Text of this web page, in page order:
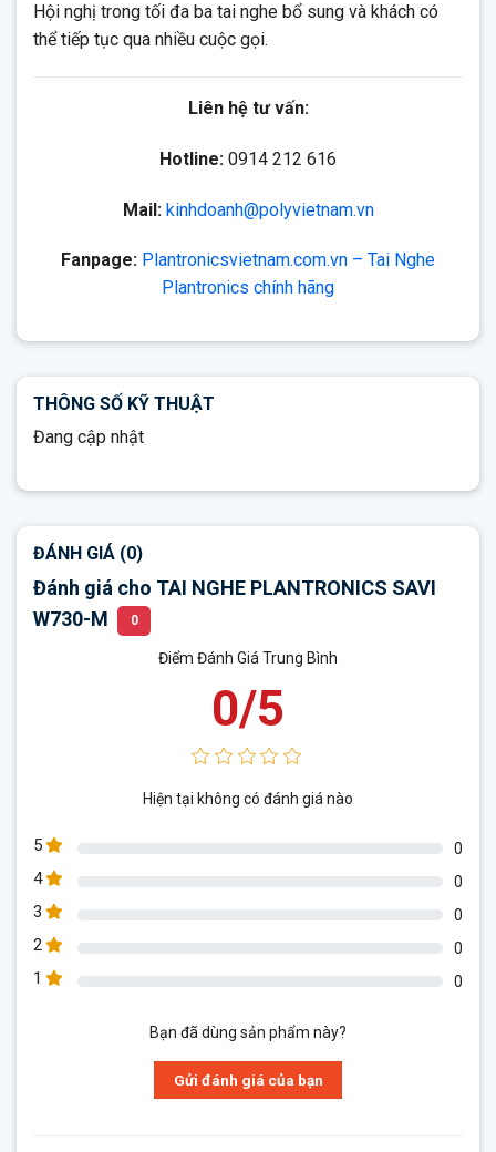
Hội nghị trong tối đa ba tai nghe bổ sung và khách có
thể tiếp tục qua nhiều cuộc gọi.
Liên hệ tư vấn:
Hotline: 0914 212 616
Mail: kinhdoanh@polyvietnam.vn
Fanpage: Plantronicsvietnam.com.vn – Tai Nghe
Plantronics chính hãng
THÔNG SỐ KỸ THUẬT
Đang cập nhật
ĐÁNH GIÁ (0)
Đánh giá cho TAI NGHE PLANTRONICS SAVI
W730-M
0
Điểm Đánh Giá Trung Bình
0/5
Hiện tại không có đánh giá nào
5 0
4 0
3 0
2 0
1 0
Bạn đã dùng sản phẩm này?
Gửi đánh giá của bạn